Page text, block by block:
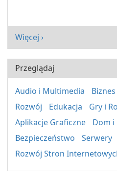
Więcej ›
Przeglądaj
Audio i Multimedia Biznes
Rozwój
Edukacja
Gry i
Aplikacje Graficzne
Dom i
Bezpieczeństwo
Serwery
Rozwój Stron